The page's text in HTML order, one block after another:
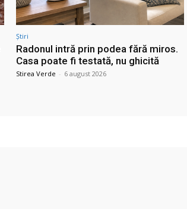
Știri
Radonul intră prin podea fără miros.
Casa poate fi testată, nu ghicită
Stirea Verde - 6 august 2026